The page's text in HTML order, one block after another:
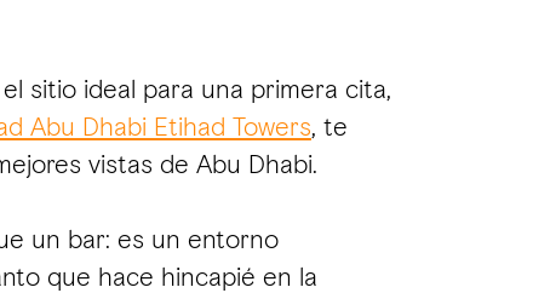
sitio ideal para una primera cita,
Abu Dhabi Etihad Towers, te
vistas de Abu Dhabi.
un bar: es un entorno
que hace hincapié en la